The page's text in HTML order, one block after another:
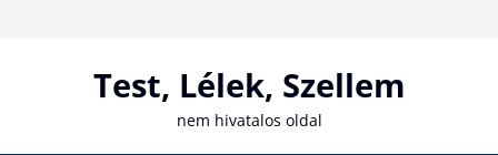
Test, Lélek, Szellem
nem hivatalos oldal